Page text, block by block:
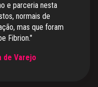
e parceria nesta
normais de
mas que foram
Fibrion."
de Varejo